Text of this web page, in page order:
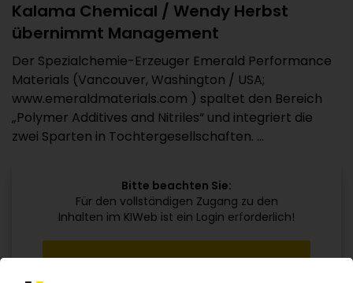
Kalama Chemical / Wendy Herbst
übernimmt Management
Der Spezialchemie-Erzeuger Emerald Performance
Materials (Vancouver, Washington / USA;
www.emeraldmaterials.com ) spaltet den Bereich
„Polymer Additives and Nitriles“ und integriert die
zwei Sparten in Tochtergesellschaften. ...
Bitte beachten Sie:
Für den vollständigen Zugang zu den
Inhalten im KIWeb ist ein Login erforderlich!